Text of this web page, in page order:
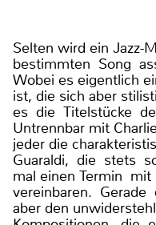
Selten wird ein Jazz-
bestimmten Song
Wobei es eigentlich
ist, die sich aber
es die Titelstücke
Untrennbar mit
jeder die
Guaraldi, die stets
mal einen Termin
vereinbaren. Gerade
aber den